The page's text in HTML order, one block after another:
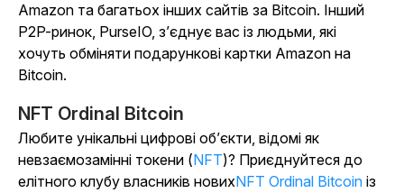
Amazon та багатьох інших сайтів за Bitcoin. Інший
P2P-ринок, PurseIO, з’єднує вас із людьми, які
хочуть обміняти подарункові картки Amazon на
Bitcoin.
NFT Ordinal Bitcoin
Любите унікальні цифрові об’єкти, відомі як
невзаємозамінні токени (NFT)? Приєднуйтеся до
елітного клубу власників новихNFT Ordinal Bitcoin із